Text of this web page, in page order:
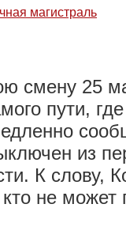
магистраль
смену 25
пути,
из
К слову,
кто не